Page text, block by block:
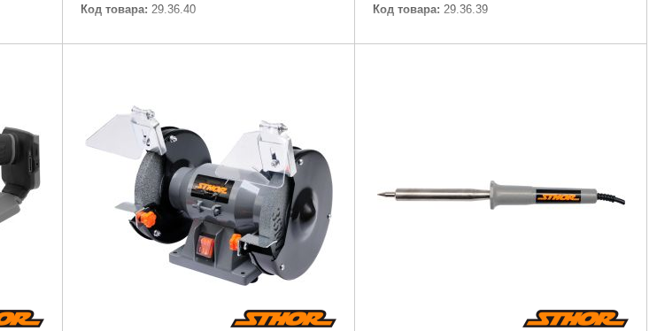
Код товара: 29.36.40
Подробнее...
Код товара: 29.36.39
Подробнее...